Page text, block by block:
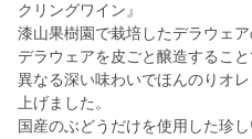
クリングワイン』
漆山果樹園で栽培したデラウェア
デラウェアを皮ごと醸造するこ
異なる深い味わいでほんのりオ
上げました。
国産のぶどうだけを使用した珍